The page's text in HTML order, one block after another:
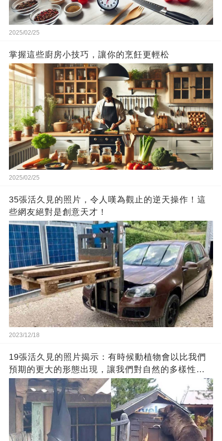
2025/02/25
掌握這些廚房小技巧，讓你的烹飪更輕松
2025/02/25
35張活久見的照片，令人嘆為觀止的逆天操作！這
些網友絕對是創意天才！
2023/12/18
19張活久見的照片揭示：有時候動植物會以比我們
預期的更大的形態出現，讓我們對自然的多樣性感
到驚嘆